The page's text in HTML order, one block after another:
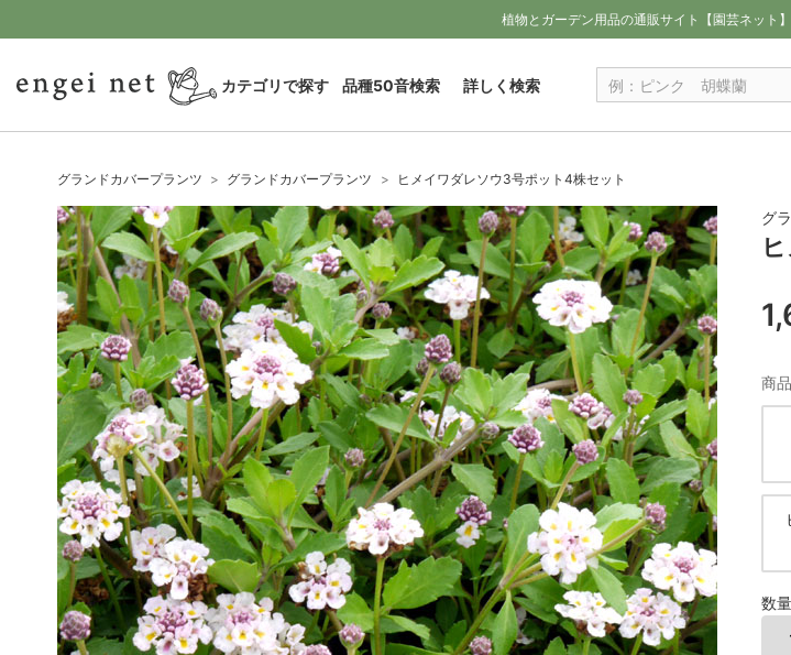
植物とガーデン用品の通販サイト【園芸ネット
カテゴリで探す 品種50音検索 詳しく検索
グランドカバープランツ グランドカバープランツ ヒメイワダレソウ3号ポット4株セット
グ
商
数量